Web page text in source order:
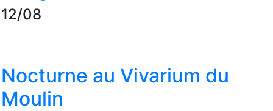
12/08
Nocturne au Vivarium du
Moulin